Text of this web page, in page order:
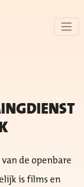
de openbare
is films en